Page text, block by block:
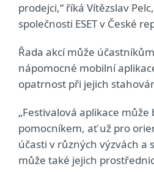
prodejci,“ říká Vítězslav
společnosti ESET v České
Řada akcí může
nápomocné mobilní
opatrnost při jejich
„Festivalová aplikace může
pomocníkem, ať už pro
účasti v různých výzvách a
může také jejich